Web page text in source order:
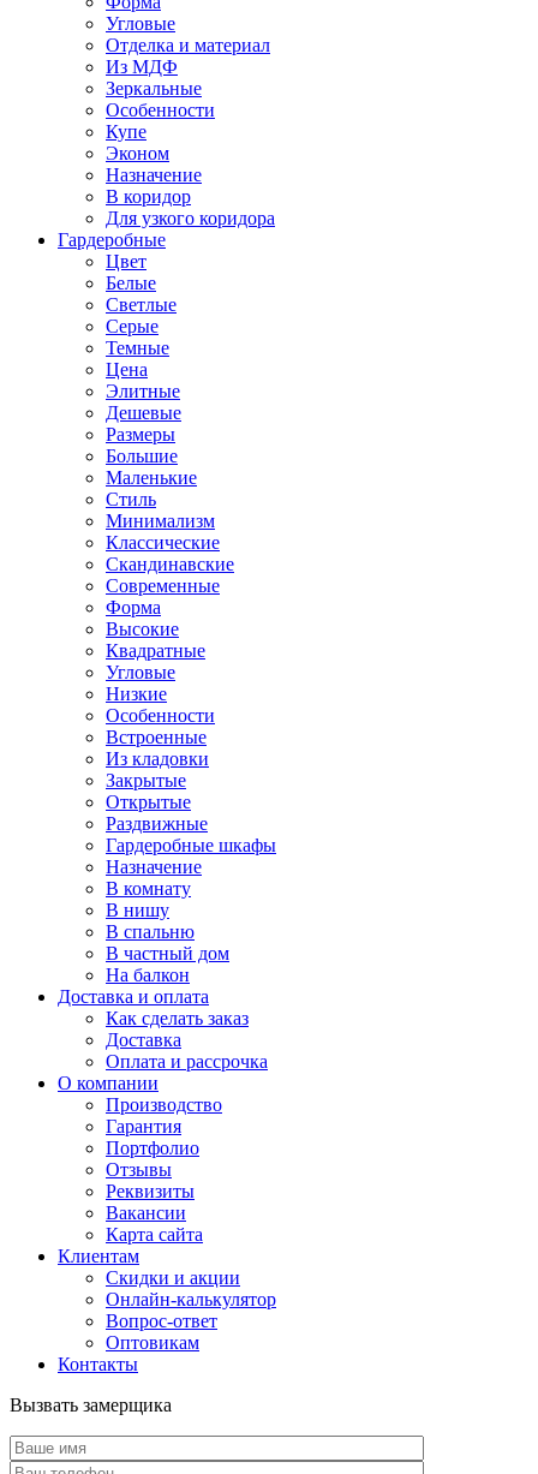
Угловые
Отделка и материал
Из МДФ
Зеркальные
Особенности
Купе
Эконом
Назначение
В коридор
Для узкого коридора
Гардеробные
Цвет
Белые
Светлые
Серые
Темные
Цена
Элитные
Дешевые
Размеры
Большие
Маленькие
Стиль
Минимализм
Классические
Скандинавские
Современные
Форма
Высокие
Квадратные
Угловые
Низкие
Особенности
Встроенные
Из кладовки
Закрытые
Открытые
Раздвижные
Гардеробные шкафы
Назначение
В комнату
В нишу
В спальню
В частный дом
На балкон
Доставка и оплата
Как сделать заказ
Доставка
Оплата и рассрочка
О компании
Производство
Гарантия
Портфолио
Отзывы
Реквизиты
Вакансии
Карта сайта
Клиентам
Скидки и акции
Онлайн-калькулятор
Вопрос-ответ
Оптовикам
Контакты
Вызвать замерщика